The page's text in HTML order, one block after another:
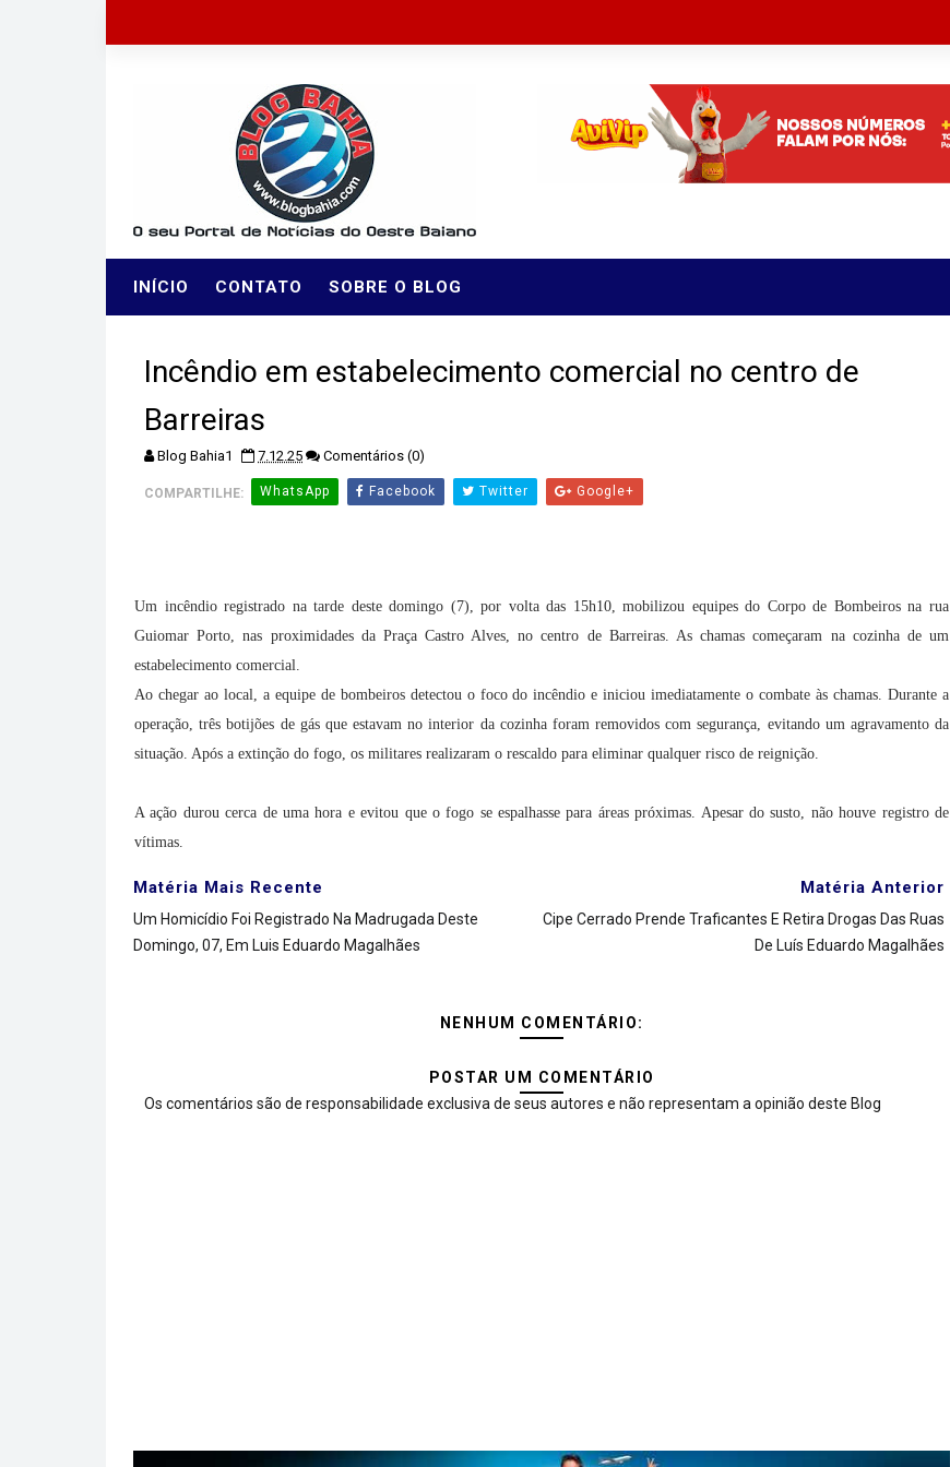
INÍCIO CONTATO SOBRE O BLOG
Incêndio em estabelecimento comercial no centro de
Barreiras
Blog Bahia1 7.12.25 Comentários (0)
COMPARTILHE: WhatsApp Facebook Twitter Google+
Um incêndio registrado na tarde deste domingo (7), por volta das 15h10, mobilizou equipes do Corpo de Bombeiros na rua
Guiomar Porto, nas proximidades da Praça Castro Alves, no centro de Barreiras. As chamas começaram na cozinha de um
estabelecimento comercial.
Ao chegar ao local, a equipe de bombeiros detectou o foco do incêndio e iniciou imediatamente o combate às chamas. Durante a
operação, três botijões de gás que estavam no interior da cozinha foram removidos com segurança, evitando um agravamento da
situação. Após a extinção do fogo, os militares realizaram o rescaldo para eliminar qualquer risco de reignição.
A ação durou cerca de uma hora e evitou que o fogo se espalhasse para áreas próximas. Apesar do susto, não houve registro de
vítimas.
Matéria Mais Recente
Um Homicídio Foi Registrado Na Madrugada Deste
Domingo, 07, Em Luis Eduardo Magalhães
Matéria Anterior
Cipe Cerrado Prende Traficantes E Retira Drogas Das Ruas
De Luís Eduardo Magalhães
NENHUM COMENTÁRIO:
POSTAR UM COMENTÁRIO
Os comentários são de responsabilidade exclusiva de seus autores e não representam a opinião deste Blog